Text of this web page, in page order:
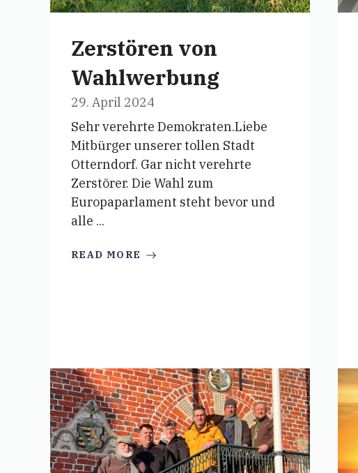
Zerstören von
Wahlwerbung
29. April 2024
Sehr verehrte Demokraten.Liebe
Mitbürger unserer tollen Stadt
Otterndorf. Gar nicht verehrte
Zerstörer. Die Wahl zum
Europaparlament steht bevor und
alle ...
READ MORE